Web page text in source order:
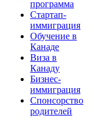
программа
Стартап-
иммиграция
Обучение в
Канаде
Виза в
Канаду
Бизнес-
иммиграция
Спонсорство
родителей